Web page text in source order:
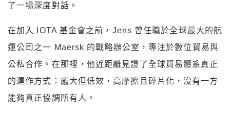
了一場深度對話。
在加入 IOTA 基金會之前，Jens 曾任職於全球最大的航
運公司之一 Maersk 的戰略辦公室，專注於數位貿易與
公私合作。在那裡，他近距離見證了全球貿易體系真正
的運作方式：龐大但低效，高摩擦且碎片化，沒有一方
能夠真正協調所有人。